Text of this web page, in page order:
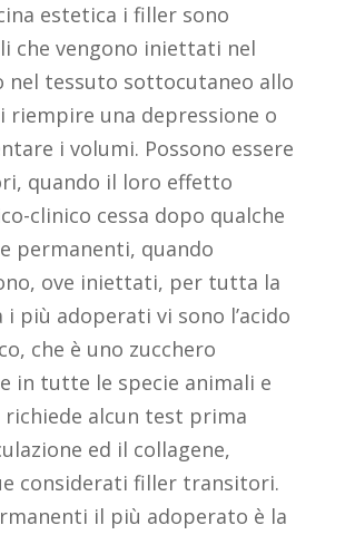
estetica i filler sono
che vengono iniettati nel
nel tessuto sottocutaneo allo
riempire una depressione o
i volumi. Possono essere
quando il loro effetto
clinico cessa dopo qualche
permanenti, quando
ove iniettati, per tutta la
i più adoperati vi sono l’acido
che è uno zucchero
in tutte le specie animali e
richiede alcun test prima
ed il collagene,
considerati filler transitori.
il più adoperato è la